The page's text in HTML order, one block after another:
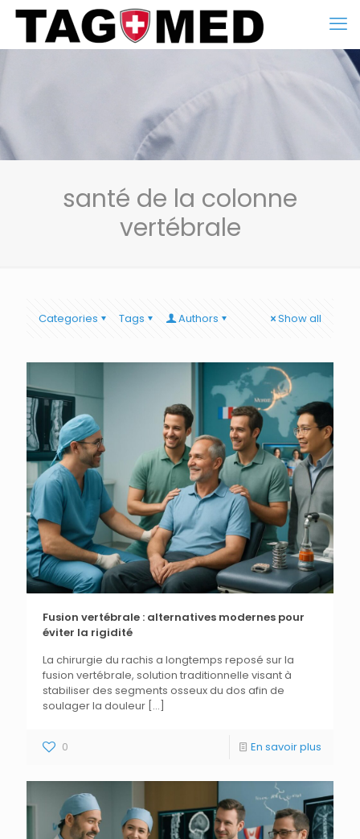
santé de la colonne
vertébrale
Categories Tags Authors Show all
Fusion vertébrale : alternatives modernes pour
éviter la rigidité
La chirurgie du rachis a longtemps reposé sur la
fusion vertébrale, solution traditionnelle visant à
stabiliser des segments osseux du dos afin de
soulager la douleur […]
0 En savoir plus